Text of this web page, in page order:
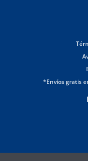
*Envíos gratis